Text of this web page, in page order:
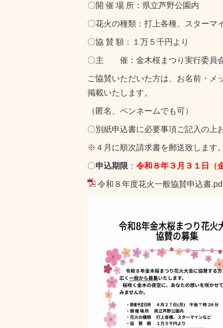
〇開 催 場 所：県立芦野公園内
〇花火の種類：打上各種、スターマ
〇協 賛 額：１万５千円より
〇主 催：金木桜まつり実行委員
ご協賛いただいた方は、お名前・メ
掲載いたします。
（匿名、ペンネームでも可）
〇別紙申込書に必要事項ご記入の上
※４月に順次請求書を郵送致します。
〇申込期限 ： 令和８年３月３１日（金
令和８年度花火一般協賛申込書